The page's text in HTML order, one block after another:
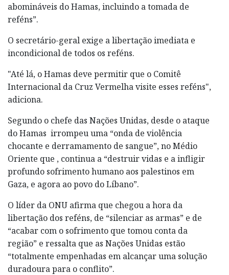
abomináveis do Hamas, incluindo a tomada de
reféns”.
O secretário-geral exige a libertação imediata e
incondicional de todos os reféns.
"Até lá, o Hamas deve permitir que o Comitê
Internacional da Cruz Vermelha visite esses reféns",
adiciona.
Segundo o chefe das Nações Unidas, desde o ataque
do Hamas irrompeu uma “onda de violência
chocante e derramamento de sangue”, no Médio
Oriente que , continua a “destruir vidas e a infligir
profundo sofrimento humano aos palestinos em
Gaza, e agora ao povo do Líbano”.
O líder da ONU afirma que chegou a hora da
libertação dos reféns, de “silenciar as armas” e de
“acabar com o sofrimento que tomou conta da
região” e ressalta que as Nações Unidas estão
“totalmente empenhadas em alcançar uma solução
duradoura para o conflito”.